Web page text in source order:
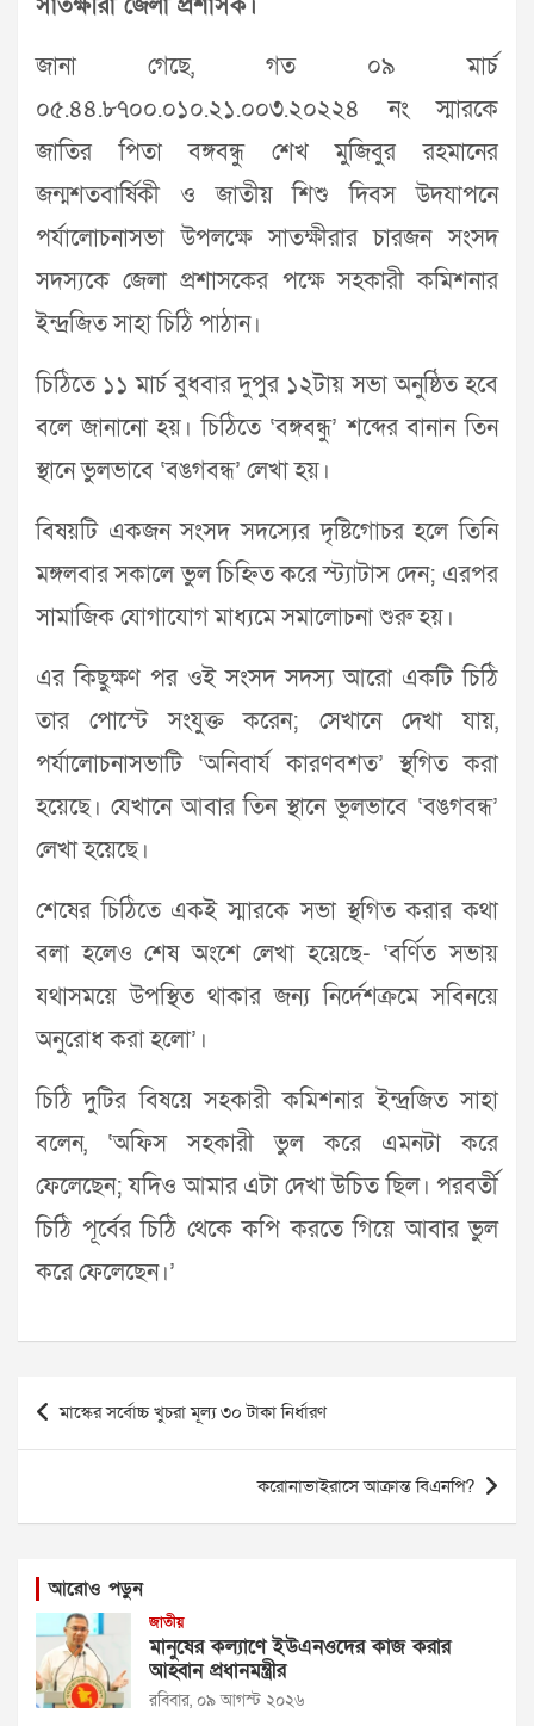
সাতক্ষীরা জেলা প্রশাসক।
জানা গেছে, গত ০৯ মার্চ
০৫.৪৪.৮৭০০.০১০.২১.০০৩.২০২২৪ নং স্মারকে
জাতির পিতা বঙ্গবন্ধু শেখ মুজিবুর রহমানের
জন্মশতবার্ষিকী ও জাতীয় শিশু দিবস উদযাপনে
পর্যালোচনাসভা উপলক্ষে সাতক্ষীরার চারজন সংসদ
সদস্যকে জেলা প্রশাসকের পক্ষে সহকারী কমিশনার
ইন্দ্রজিত সাহা চিঠি পাঠান।
চিঠিতে ১১ মার্চ বুধবার দুপুর ১২টায় সভা অনুষ্ঠিত হবে
বলে জানানো হয়। চিঠিতে ‘বঙ্গবন্ধু’ শব্দের বানান তিন
স্থানে ভুলভাবে ‘বঙগবন্ধ’ লেখা হয়।
বিষয়টি একজন সংসদ সদস্যের দৃষ্টিগোচর হলে তিনি
মঙ্গলবার সকালে ভুল চিহ্নিত করে স্ট্যাটাস দেন; এরপর
সামাজিক যোগাযোগ মাধ্যমে সমালোচনা শুরু হয়।
এর কিছুক্ষণ পর ওই সংসদ সদস্য আরো একটি চিঠি
তার পোস্টে সংযুক্ত করেন; সেখানে দেখা যায়,
পর্যালোচনাসভাটি ‘অনিবার্য কারণবশত’ স্থগিত করা
হয়েছে। যেখানে আবার তিন স্থানে ভুলভাবে ‘বঙগবন্ধ’
লেখা হয়েছে।
শেষের চিঠিতে একই স্মারকে সভা স্থগিত করার কথা
বলা হলেও শেষ অংশে লেখা হয়েছে- ‘বর্ণিত সভায়
যথাসময়ে উপস্থিত থাকার জন্য নির্দেশক্রমে সবিনয়ে
অনুরোধ করা হলো’।
চিঠি দুটির বিষয়ে সহকারী কমিশনার ইন্দ্রজিত সাহা
বলেন, ‘অফিস সহকারী ভুল করে এমনটা করে
ফেলেছেন; যদিও আমার এটা দেখা উচিত ছিল। পরবর্তী
চিঠি পূর্বের চিঠি থেকে কপি করতে গিয়ে আবার ভুল
করে ফেলেছেন।’
Post
navigation
মাস্কের সর্বোচ্চ খুচরা মূল্য ৩০ টাকা নির্ধারণ
করোনাভাইরাসে আক্রান্ত বিএনপি?
আরোও পড়ুন
জাতীয়
মানুষের কল্যাণে ইউএনওদের কাজ করার
আহ্বান প্রধানমন্ত্রীর
রবিবার, ০৯ আগস্ট ২০২৬